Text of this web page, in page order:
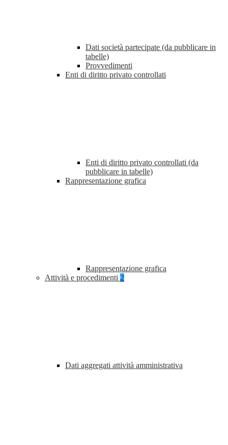
Dati società partecipate (da pubblicare in
tabelle)
Provvedimenti
Enti di diritto privato controllati
Enti di diritto privato controllati (da
pubblicare in tabelle)
Rappresentazione grafica
Rappresentazione grafica
Attività e procedimenti 2
Dati aggregati attività amministrativa